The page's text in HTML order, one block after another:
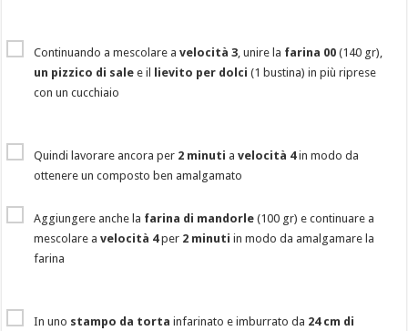
Continuando a mescolare avelocità 3 , unire la farina 00 (140 gr),
un pizzico di sale e il lievito per dolci (1 bustina) in più riprese
con un cucchiaio
Quindi lavorare ancora per 2 minuti avelocità 4in modo da
ottenere un composto ben amalgamato
Aggiungere anche la farina di mandorle (100 gr) e continuare a
mescolare avelocità 4per 2 minuti in modo da amalgamare la
farina
In uno stampo da torta infarinato e imburrato da 24 cm di